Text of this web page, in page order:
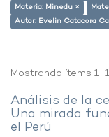
Materia: Minedu ×
Autor: Evelin Catacora
Mostrando ítems 1-
Análisis de la
Una mirada
el Perú